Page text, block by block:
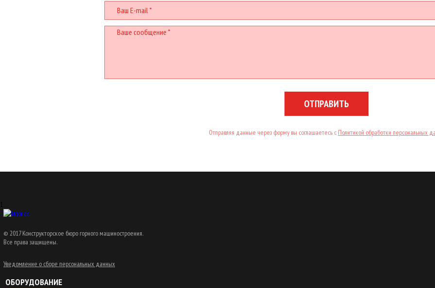
ОТПРАВИТЬ
Отправляя данные через форму вы соглашаетесь с Политикой обработки персональных
1
© 2017 Конструкторское бюро горного машиностроения.
Все права защищены.
Уведомление о сборе персональных данных
ОБОРУДОВАНИЕ